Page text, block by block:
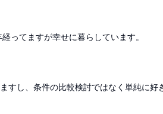
ってますが幸せに暮らしています。
すし、条件の比較検討ではなく単純に好